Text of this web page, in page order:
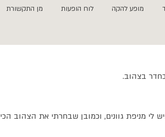
מופע להקה לוח הופעות מן התקשורת
לי מניפת גוונים, וכמובן שבחרתי את הצהוב הכי